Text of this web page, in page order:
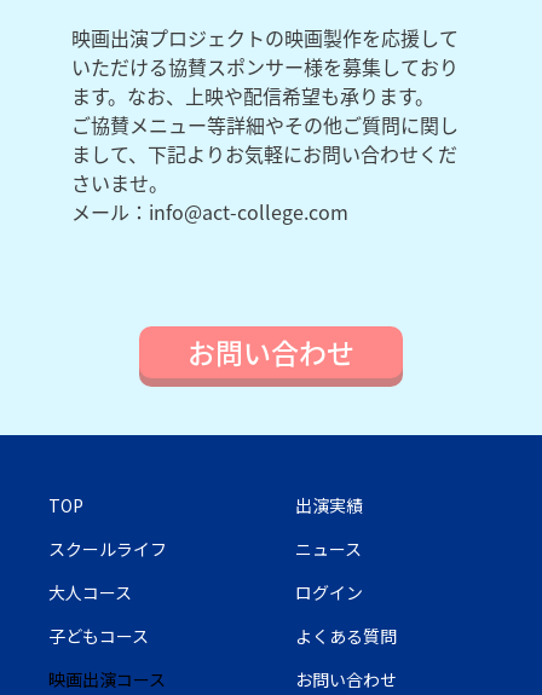
映画出演プロジェクトの映画製作を応援して
いただける協賛スポンサー様を募集しており
ます。なお、上映や配信希望も承ります。
ご協賛メニュー等詳細やその他ご質問に関し
まして、下記よりお気軽にお問い合わせくだ
さいませ。
メール：info@act-college.com
お問い合わせ
TOP
スクールライフ
大人コース
子どもコース
映画出演コース
出演実績
ニュース
ログイン
よくある質問
お問い合わせ